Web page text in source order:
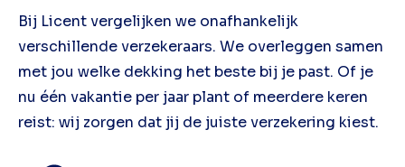
Bij Licent vergelijken we onafhankelijk
verschillende verzekeraars. We overleggen samen
met jou welke dekking het beste bij je past. Of je
nu één vakantie per jaar plant of meerdere keren
reist: wij zorgen dat jij de juiste verzekering kiest.